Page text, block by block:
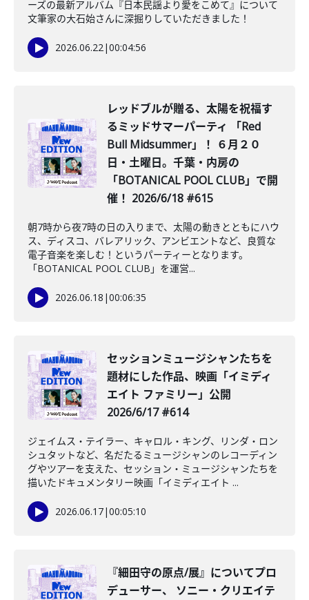
ーズの最新アルバム『日本民謡より愛をこめて』について
文筆家の大石始さんに深掘りしていただきました！
2026.06.22|00:04:56
レッドブルが贈る、太陽を祝福す
るミッドサマーパーティ 「Red
Bull Midsummer」！ ６月２０
日・土曜日。千葉・内房の
「BOTANICAL POOL CLUB」で開
催！ 2026/6/18 #615
朝7時から夜7時の日の入りまで、太陽の動きとともにハウ
ス、ディスコ、バレアリック、アンビエントなど、良質な
電子音楽を楽しむ！というパーティーとなります。
「BOTANICAL POOL CLUB」を運営...
2026.06.18 |00:06:35
セッションミュージシャンたちを
題材にした作品、映画「イミディ
エイト ファミリー」公開
2026/6/17 #614
ジェイムス・テイラー、キャロル・キング、リンダ・ロン
シュタットなど、名だたるミュージシャンのレコーディン
グやツアーを支えた、セッション・ミュージシャンたちを
描いたドキュメンタリー映画「イミディエイト ...
2026.06.17|00:05:10
️『細田守の原点/展』についてプロ
デューサー、 ソニー・クリエイテ